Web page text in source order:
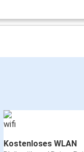
Kostenloses WLAN